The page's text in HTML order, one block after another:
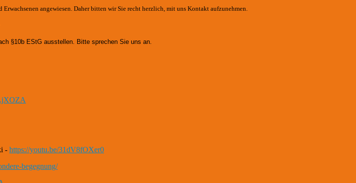
angewiesen. Daher bitten wir Sie recht herzlich, mit uns Kontakt aufzunehmen.
§10b EStG ausstellen. Bitte sprechen Sie uns an.
- https://youtu.be/31dV8fOXer0
begegnung/